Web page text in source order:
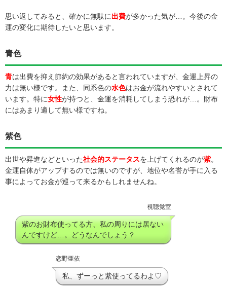
思い返してみると、確かに無駄に出費が多かった気が…。今後の金
運の変化に期待したいと思います。
青色
青は出費を抑え節約の効果があると言われていますが、金運上昇の
力は無い様です。また、同系色の水色はお金が流れやすいとされて
います。特に女性が持つと、金運を消耗してしまう恐れが…。財布
にはあまり適して無い様ですね。
紫色
出世や昇進などといった社会的ステータスを上げてくれるのが紫。
金運自体がアップするのでは無いのですが、地位や名誉が手に入る
事によってお金が巡って来るかもしれませんね。
視聴覚室
紫のお財布使ってる方、私の周りには居ない
んですけど…。どうなんでしょう？
恋野亜依
私、ずーっと紫使ってるわよ♡